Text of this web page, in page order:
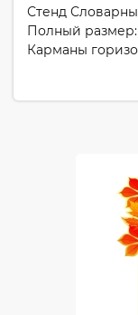
Стенд
Полный
Карманы